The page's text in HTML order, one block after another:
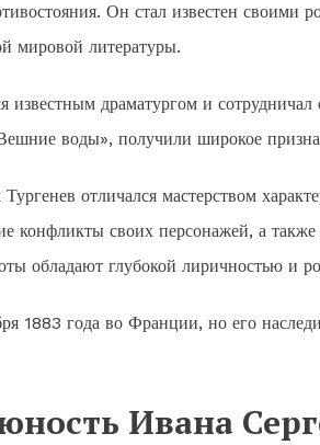
Он стал известен
мировой литературы.
известным драматургом и
воды», получили широкое
отличался мастерством
конфликты своих персонажей, а
обладают глубокой лиричностью и
1883 года во Франции, но его
Ивана